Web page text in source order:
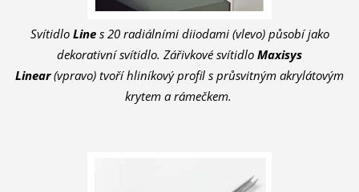
SvítidloLine s 20 radiálními diiodami (vlevo) působí jako
dekorativní svítidlo. Zářivkové svítidlo Maxisys
Linear (vpravo) tvoří hliníkový profil s průsvitným akrylátovým
krytem a rámečkem.